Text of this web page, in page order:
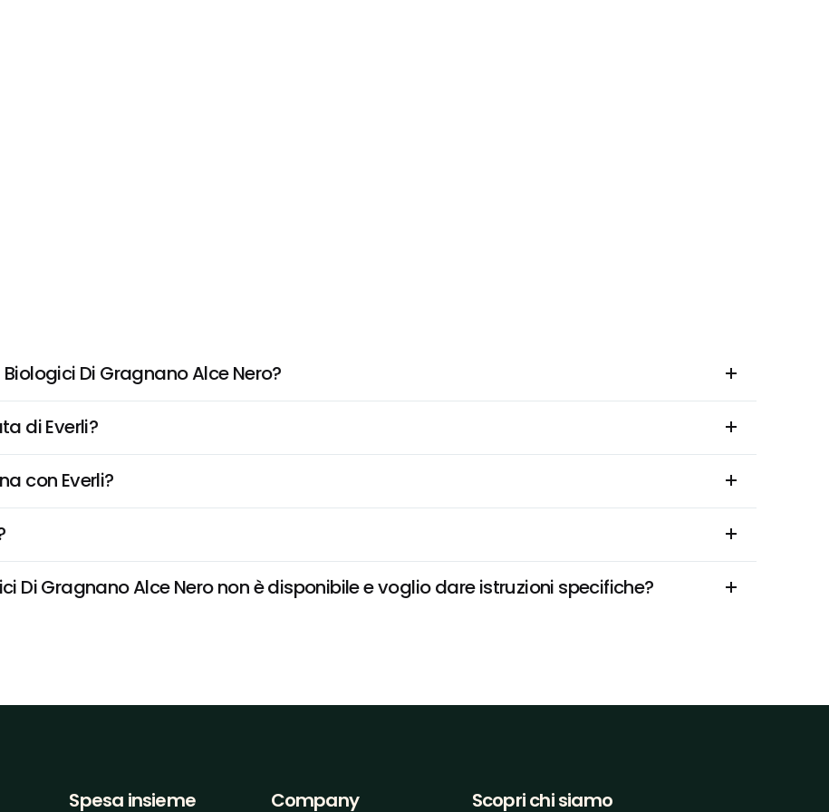
Di Gragnano Alce Nero?
di Everli?
con Everli?
Di Gragnano Alce Nero non è disponibile e voglio dare istruzioni specifiche?
Spesa insieme Company Scopri chi siamo